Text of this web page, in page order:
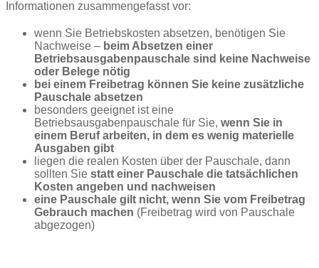
Informationen zusammengefasst vor:
wenn Sie Betriebskosten absetzen, benötigen Sie
Nachweise – beim Absetzen einer
Betriebsausgabenpauschale sind keine Nachweise
oder Belege nötig
bei einem Freibetrag können Sie keine zusätzliche
Pauschale absetzen
besonders geeignet ist eine
Betriebsausgabenpauschale für Sie, wenn Sie in
einem Beruf arbeiten, in dem es wenig materielle
Ausgaben gibt
liegen die realen Kosten über der Pauschale, dann
sollten Sie statt einer Pauschale die tatsächlichen
Kosten angeben und nachweisen
eine Pauschale gilt nicht, wenn Sie vom Freibetrag
Gebrauch machen (Freibetrag wird von Pauschale
abgezogen)